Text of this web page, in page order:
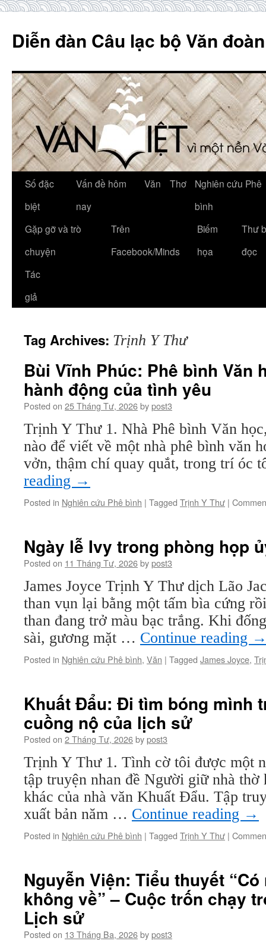
content
Diễn đàn Câu lạc bộ Văn
Số đặc
biệt
Vấn đề hôm
nay
Văn Thơ
Nghiên cứu Phê
bình
Gặp gỡ và trò
chuyện
Trên
Facebook/Minds
Biếm
họa
Thư
đọc
Tác
giả
Tag Archives: Trịnh Y Thư
Bùi Vĩnh Phúc: Phê bình Văn
hành động của tình yêu
Posted on 25 Tháng Tư, 2026bypost3
Trịnh Y Thư 1. Nhà Phê bình Văn
nào để viết về một nhà phê bình văn
vởn, thậm chí quay quắt, trong trí
reading →
Posted in Nghiên cứu Phê bình | Tagged Trịnh Y Thư |
Ngày lễ Ivy trong phòng họp
Posted on 11 Tháng Tư, 2026bypost3
James Joyce Trịnh Y Thư dịch Lão
than vụn lại bằng một tấm bìa cứng
than đang trở màu bạc trắng. Khi
sài, gương mặt … Continue reading
Posted in Nghiên cứu Phê bình, Văn | Tagged James Joyce,
Khuất Đẩu: Đi tìm bóng mình
cuồng nộ của lịch sử
Posted on 2 Tháng Tư, 2026bypost3
Trịnh Y Thư 1. Tình cờ tôi được một
tập truyện nhan đề Người giữ nhà thờ
khác của nhà văn Khuất Đẩu. Tập
xuất bản năm … Continue reading →
Posted in Nghiên cứu Phê bình | Tagged Trịnh Y Thư |
Nguyễn Viện: Tiểu thuyết
không về” – Cuộc trốn chạy
Lịch sử
Posted on 13 Tháng Ba, 2026bypost3